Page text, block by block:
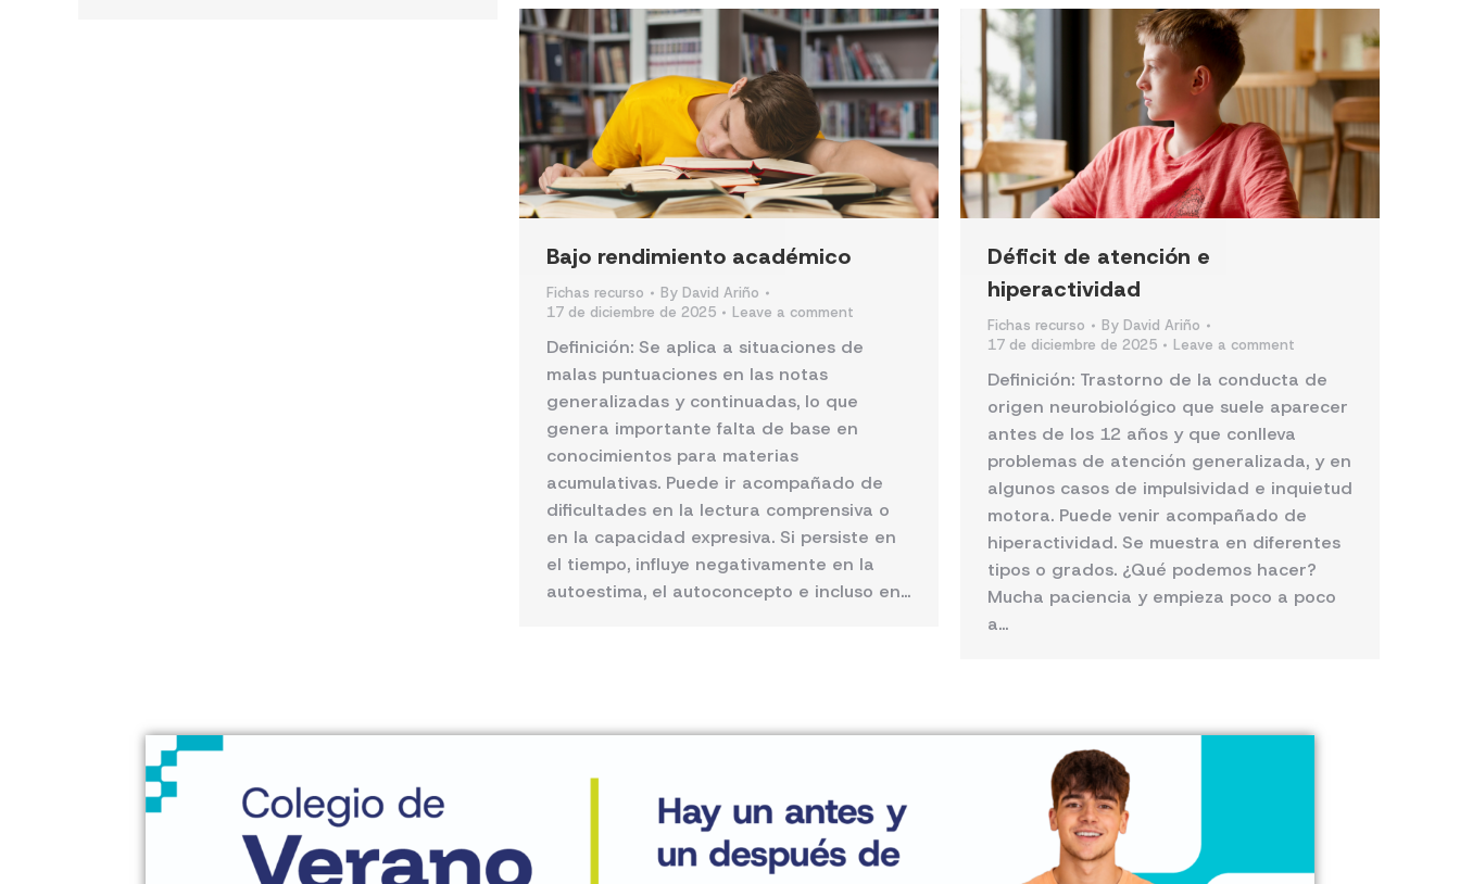
Bajo rendimiento académico
Fichas recurso By David Ariño
17 de diciembre de 2025
Leave a comment
Definición: Se aplica a situaciones de
malas puntuaciones en las notas
generalizadas y continuadas, lo que
genera importante falta de base en
conocimientos para materias
acumulativas. Puede ir acompañado de
dificultades en la lectura comprensiva o
en la capacidad expresiva. Si persiste en
el tiempo, influye negativamente en la
autoestima, el autoconcepto e incluso en…
Déficit de atención e
hiperactividad
Fichas recurso By David Ariño
17 de diciembre de 2025
Leave a comment
Definición: Trastorno de la conducta de
origen neurobiológico que suele aparecer
antes de los 12 años y que conlleva
problemas de atención generalizada, y en
algunos casos de impulsividad e inquietud
motora. Puede venir acompañado de
hiperactividad. Se muestra en diferentes
tipos o grados. ¿Qué podemos hacer?
Mucha paciencia y empieza poco a poco
a…